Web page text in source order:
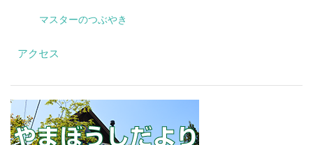
マスターのつぶやき
アクセス